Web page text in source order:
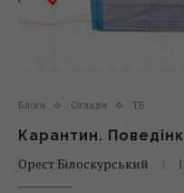
Блоги Огляди ТБ
Карантин.
Орест Білоскурський